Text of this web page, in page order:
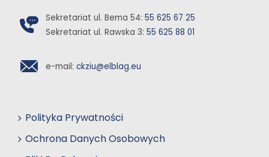
Sekretariat ul. Bema 54: 55 625 67 25
Sekretariat ul. Rawska 3: 55 625 88 01
e-mail: ckziu@elblag.eu
Polityka Prywatności
Ochrona Danych Osobowych